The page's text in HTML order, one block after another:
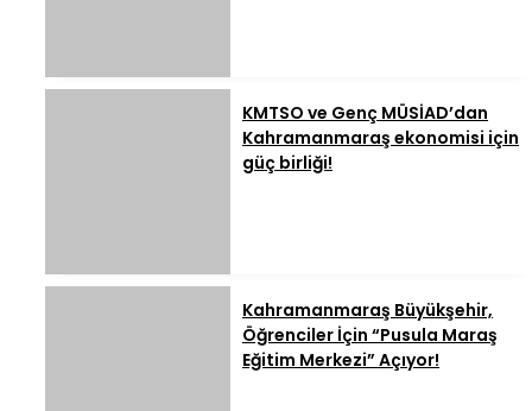
KMTSO ve Genç MÜSİAD’dan
Kahramanmaraş ekonomisi için
güç birliği!
Kahramanmaraş Büyükşehir,
Öğrenciler İçin “Pusula Maraş
Eğitim Merkezi” Açıyor!